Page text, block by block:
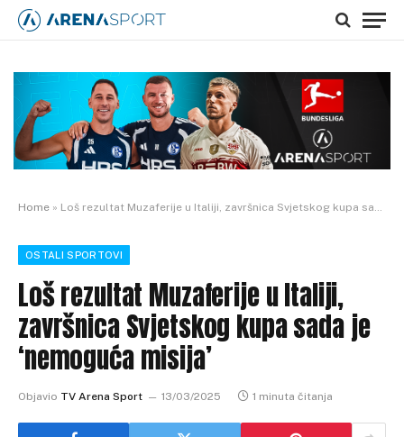
Home » Loš rezultat Muzaferije u Italiji, završnica Svjetskog kupa sada je ‘nemoguća misija’
OSTALI SPORTOVI
Loš rezultat Muzaferije u Italiji,
završnica Svjetskog kupa sada je
‘nemoguća misija’
Objavio TV Arena Sport 13/03/2025 1 minuta čitanja